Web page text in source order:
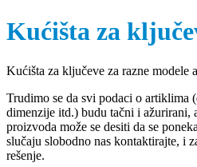
Kućišta za
Kućišta za ključeve za razne modele
Trudimo se da svi podaci o artiklima
dimenzije itd.) budu tačni i ažurirani,
proizvoda može se desiti da se
slučaju slobodno nas kontaktirajte, i
rešenje.